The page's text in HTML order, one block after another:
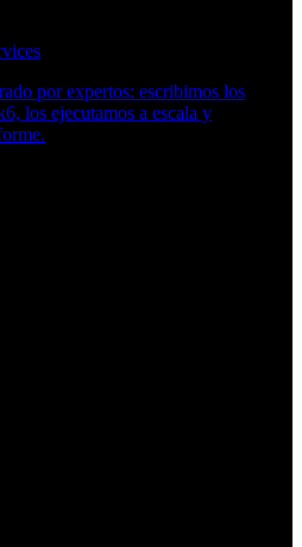
por expertos: escribimos los
los ejecutamos a escala y